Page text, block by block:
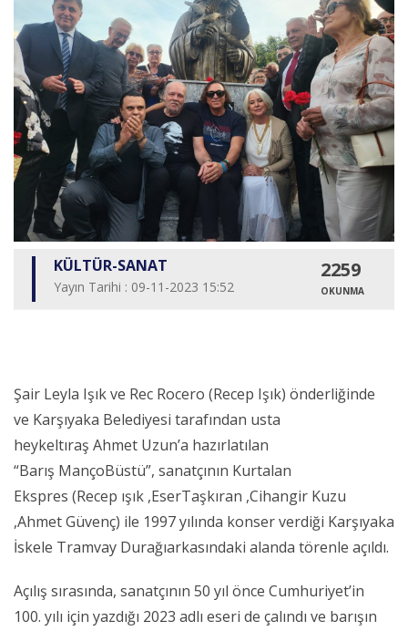
KÜLTÜR-SANAT
Yayın Tarihi : 09-11-2023 15:52
2259
OKUNMA
Şair Leyla Işık ve Rec Rocero (Recep Işık) önderliğinde
ve Karşıyaka Belediyesi tarafından usta
heykeltıraş Ahmet Uzun’a hazırlatılan
“Barış MançoBüstü”, sanatçının Kurtalan
Ekspres (Recep ışık ,EserTaşkıran ,Cihangir Kuzu
,Ahmet Güvenç) ile 1997 yılında konser verdiği Karşıyaka
İskele Tramvay Durağıarkasındaki alanda törenle açıldı.
Açılış sırasında, sanatçının 50 yıl önce Cumhuriyet’in
100. yılı için yazdığı 2023 adlı eseri de çalındı ve barışın